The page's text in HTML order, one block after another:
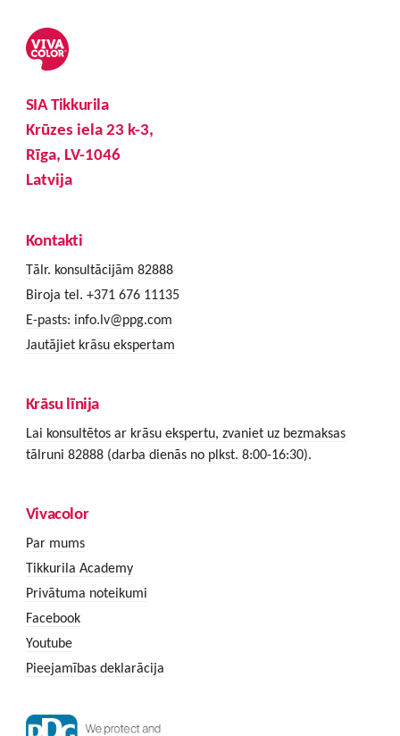
SIA Tikkurila
Krūzes iela 23 k-3,
Rīga, LV-1046
Latvija
Kontakti
Tālr. konsultācijām 82888
Biroja tel. +371 676 11135
E-pasts: info.lv@ppg.com
Jautājiet krāsu ekspertam
Krāsu līnija
Lai konsultētos ar krāsu ekspertu, zvaniet uz bezmaksas
tālruni 82888 (darba dienās no plkst. 8:00-16:30).
Vivacolor
Par mums
Tikkurila Academy
Privātuma noteikumi
Facebook
Youtube
Pieejamības deklarācija